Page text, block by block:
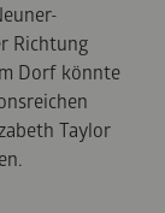
Richtung
Dorf könnte
Taylor